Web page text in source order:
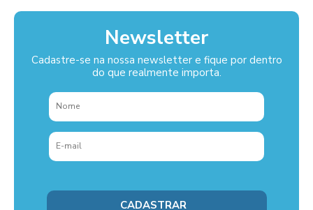
Newsletter
Cadastre-se na nossa newsletter e fique por dentro
do que realmente importa.